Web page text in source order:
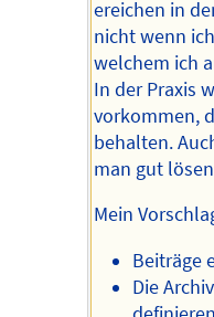
ereichen in
nicht wenn
welchem ich
In der Praxis
vorkommen,
behalten.
man gut
Mein
Beiträge
Die